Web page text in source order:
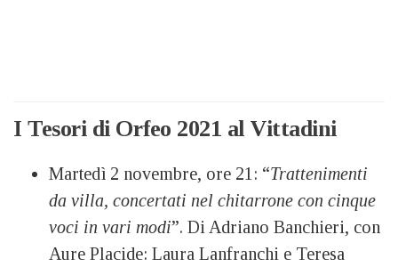
I Tesori di Orfeo 2021 al Vittadini
Martedì 2 novembre, ore 21: “Trattenimenti
da villa, concertati nel chitarrone con cinque
voci in vari modi”. Di Adriano Banchieri, con
Aure Placide: Laura Lanfranchi e Teresa